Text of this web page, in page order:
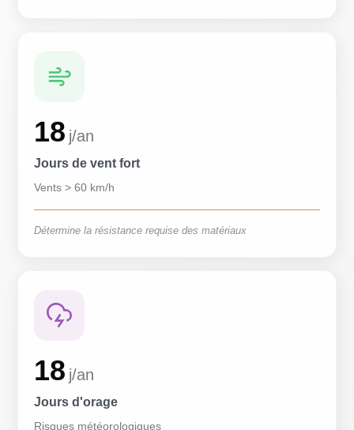
18 j/an
Jours de vent fort
Vents > 60 km/h
Détermine la résistance requise des matériaux
18 j/an
Jours d'orage
Risques météorologiques